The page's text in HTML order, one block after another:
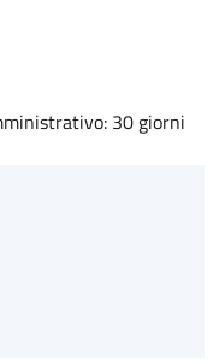
30 giorni